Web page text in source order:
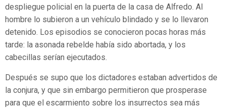
despliegue policial en la puerta de la casa de Alfredo. Al
hombre lo subieron a un vehículo blindado y se lo llevaron
detenido. Los episodios se conocieron pocas horas más
tarde: la asonada rebelde había sido abortada, y los
cabecillas serían ejecutados.
Después se supo que los dictadores estaban advertidos de
la conjura, y que sin embargo permitieron que prosperase
para que el escarmiento sobre los insurrectos sea más